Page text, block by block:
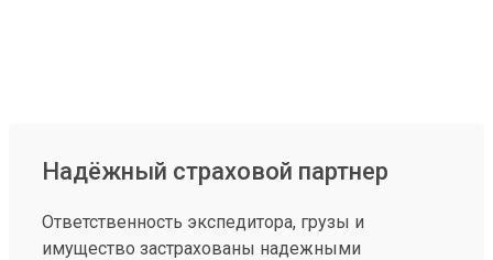
Надёжный страховой партнер
Ответственность экспедитора, грузы и
имущество застрахованы надежными